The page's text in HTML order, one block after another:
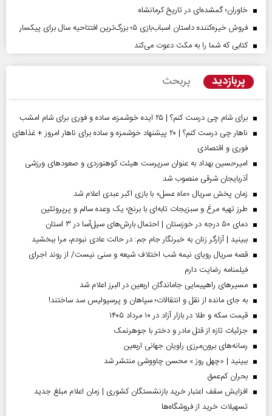
خاوران؛ گمشده‌ای در تاریخ کرمانشاه
فروش خیره‌کننده داستان اسباب‌بازی ۵؛ بزرگ‌ترین افتتاحیه سال برای پیکسار
کتابی که شما را به مکث دعوت می‌کند
پربازدید پربحث
برای شام چی درست کنم؟ | ۲۵ ایده خوشمزه، ساده و فوری برای شام امشب
ناهار چی درست کنم؟ | ۲۰ پیشنهاد خوشمزه و ساده برای ناهار امروز + غذاهای
فوری و اقتصادی
امیرحسین بهداد به عنوان سرپرست هیئت کوهنوردی و صعودهای ورزشی
آذربایجان شرقی منصوب شد
زمان پخش سریال «ماه عسل» با بازی اکبر عبدی اعلام شد
طرز تهیه مرغ و سبزیجات تابه‌ای با برنج؛ یک وعده سالم و پرپروتئین
دمای ۵۰ درجه در خوزستان | احتمال بارش‌های سیل‌آسا در ۳ استان
ببینید | آزارگر زنان به خبرنگار جام جم: در حالت عادی نبودم، مرا ببخشید
قصه سریال رویای نیمه شب اختلاف شیعه و سنی نیست/ از روند اجرای
فیلمنامه رضایت دارم
مسیر‌های راهپیمایی جاماندگان اربعین در البرز اعلام شد
به جای مانده از نقل و انتقالات؛ سپاهان و پرسپولیس سد ساختند!
قیمت سکه و طلا در بازار آزاد در ۱۰ مرداد ۱۴۰۵
جزئیات تازه از قتل مادر و دختر با جوهرنمک
رسانه‌های برون‌مرزی راویان جهانی اربعین
ببینید | «چهل روز » محسن چاووشی منتشر شد
بحران کم‌عمق
افزایش سقف اعتبار خرید بازنشستگان کشوری | زمان اعلام مبلغ جدید
تسهیلات خرید از فروشگاه‌ها